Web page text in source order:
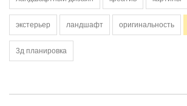
экстерьер ландшафт оригинальность
3д планировка